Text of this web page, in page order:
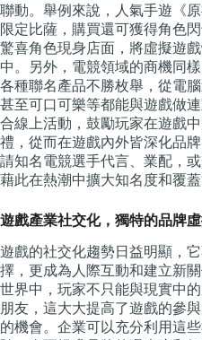
聯動。舉例來說，人氣手遊《
限定比薩，購買還可獲得角色
驚喜角色現身店面，將虛擬遊
中。另外，電競領域的商機同
各種聯名產品不勝枚舉，從電
甚至可口可樂等都能與遊戲做
合線上活動，鼓勵玩家在遊戲
禮，從而在遊戲內外皆深化品
請知名電競選手代言、業配，
藉此在熱潮中擴大知名度和覆蓋
遊戲產業社交化，獨特的品牌
遊戲的社交化趨勢日益明顯，
擇，更成為人際互動和建立新
世界中，玩家不只能與現實中
朋友，這大大提高了遊戲的參
的機會。企業可以充分利用這